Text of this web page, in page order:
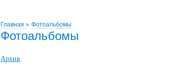
Главная » Фотоальбомы
Фотоальбомы
Архив